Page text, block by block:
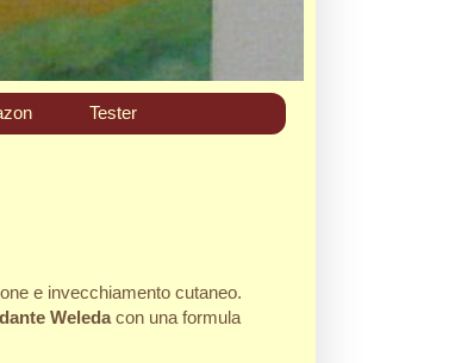
Tester
e invecchiamento cutaneo.
Weledacon una formula